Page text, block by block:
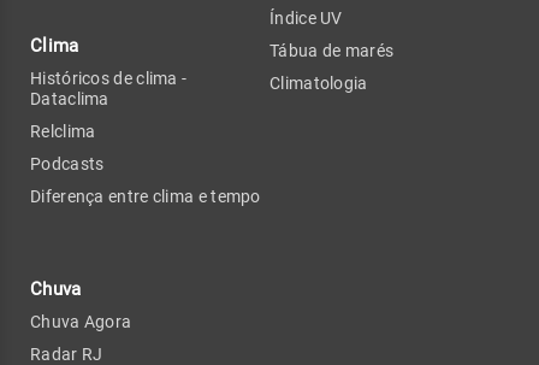
Clima
Históricos de clima -
Dataclima
Relclima
Podcasts
Diferença entre clima e tempo
Chuva
Chuva Agora
Radar RJ
Índice UV
Tábua de marés
Climatologia